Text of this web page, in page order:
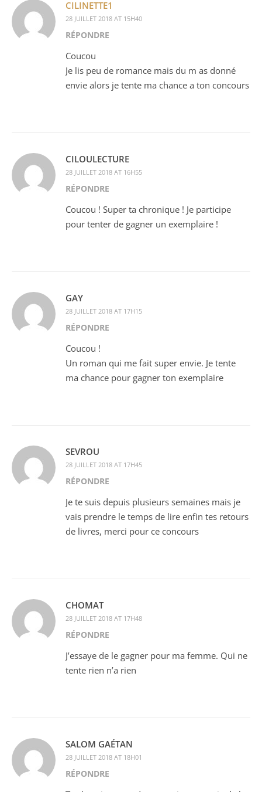
CILINETTE1
28 JUILLET 2018 AT 15H40
RÉPONDRE
Coucou
Je lis peu de romance mais du m as donné
envie alors je tente ma chance a ton concours
CILOULECTURE
28 JUILLET 2018 AT 16H55
RÉPONDRE
Coucou ! Super ta chronique ! Je participe
pour tenter de gagner un exemplaire !
GAY
28 JUILLET 2018 AT 17H15
RÉPONDRE
Coucou !
Un roman qui me fait super envie. Je tente
ma chance pour gagner ton exemplaire
SEVROU
28 JUILLET 2018 AT 17H45
RÉPONDRE
Je te suis depuis plusieurs semaines mais je
vais prendre le temps de lire enfin tes retours
de livres, merci pour ce concours
CHOMAT
28 JUILLET 2018 AT 17H48
RÉPONDRE
J’essaye de le gagner pour ma femme. Qui ne
tente rien n’a rien
SALOM GAÉTAN
28 JUILLET 2018 AT 18H01
RÉPONDRE